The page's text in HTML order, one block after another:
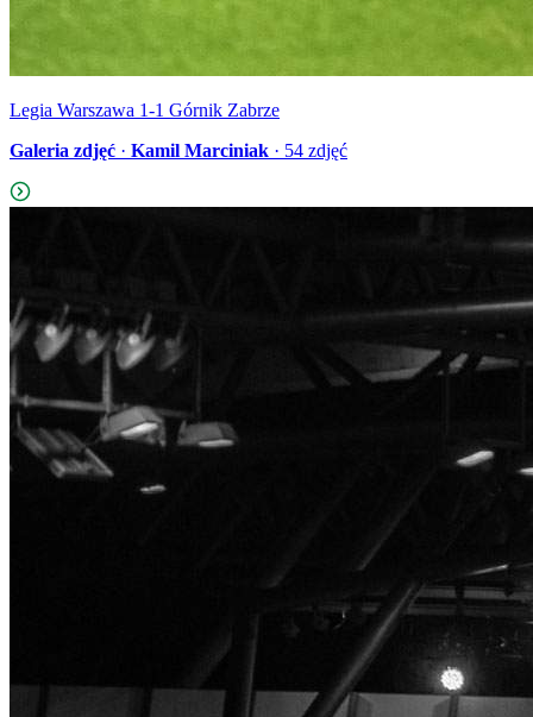
Legia Warszawa 1-1 Górnik Zabrze
Galeria zdjęć · Kamil Marciniak · 54 zdjęć